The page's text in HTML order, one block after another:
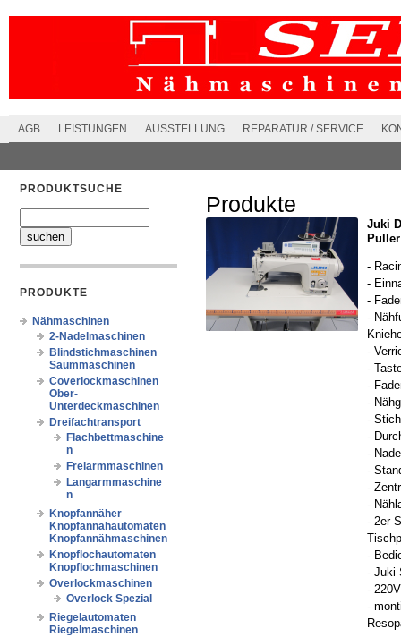
AGB LEISTUNGEN AUSSTELLUNG REPARATUR / SERVICE
PRODUKTSUCHE
PRODUKTE
Nähmaschinen
2-Nadelmaschinen
Blindstichmaschinen
Saummaschinen
Coverlockmaschinen
Ober-
Unterdeckmaschinen
Dreifachtransport
Flachbettmaschine
n
Freiarmmaschinen
Langarmmaschine
n
Knopfannäher
Knopfannähautomaten
Knopfannähmaschinen
Knopflochautomaten
Knopflochmaschinen
Overlockmaschinen
Overlock Spezial
Riegelautomaten
Riegelmaschinen
Produkte
Juki
-
-
-
-
-
-
-
-
-
-
-
-
-
-
- 2er
-
- Juki
-
-